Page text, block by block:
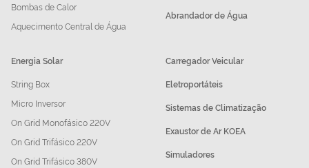
Bombas de Calor
Aquecimento Central de Água
Abrandador de Água
Energia Solar
String Box
Micro Inversor
On Grid Monofásico 220V
On Grid Trifásico 220V
On Grid Trifásico 380V
Carregador Veicular
Eletroportáteis
Sistemas de Climatização
Exaustor de Ar KOEA
Simuladores